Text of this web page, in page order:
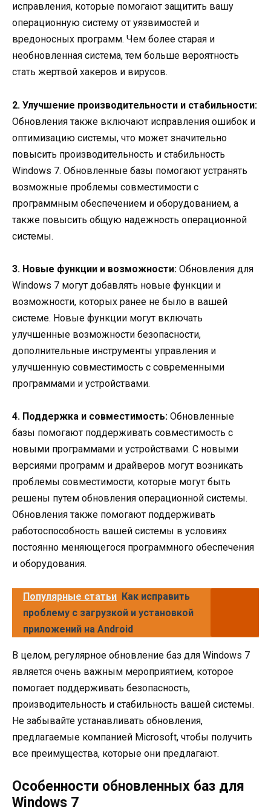
исправления, которые помогают защитить вашу
операционную систему от уязвимостей и
вредоносных программ. Чем более старая и
необновленная система, тем больше вероятность
стать жертвой хакеров и вирусов.
2. Улучшение производительности и стабильности:
Обновления также включают исправления ошибок и
оптимизацию системы, что может значительно
повысить производительность и стабильность
Windows 7. Обновленные базы помогают устранять
возможные проблемы совместимости с
программным обеспечением и оборудованием, а
также повысить общую надежность операционной
системы.
3. Новые функции и возможности: Обновления для
Windows 7 могут добавлять новые функции и
возможности, которых ранее не было в вашей
системе. Новые функции могут включать
улучшенные возможности безопасности,
дополнительные инструменты управления и
улучшенную совместимость с современными
программами и устройствами.
4. Поддержка и совместимость: Обновленные
базы помогают поддерживать совместимость с
новыми программами и устройствами. С новыми
версиями программ и драйверов могут возникать
проблемы совместимости, которые могут быть
решены путем обновления операционной системы.
Обновления также помогают поддерживать
работоспособность вашей системы в условиях
постоянно меняющегося программного обеспечения
и оборудования.
Популярные статьи Как исправить
проблему с загрузкой и установкой
приложений на Android
В целом, регулярное обновление баз для Windows 7
является очень важным мероприятием, которое
помогает поддерживать безопасность,
производительность и стабильность вашей системы.
Не забывайте устанавливать обновления,
предлагаемые компанией Microsoft, чтобы получить
все преимущества, которые они предлагают.
Особенности обновленных баз для
Windows 7